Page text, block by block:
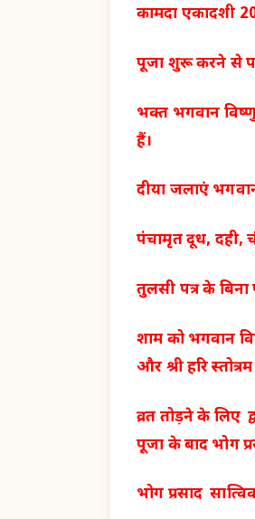
कामदा एकादशी
पूजा शुरू करने से
भक्त भगवान
हैं।
दीया जलाएं
पंचामृत दूध, दही,
तुलसी पत्र के बिना
शाम को भगवान
और श्री हरि
व्रत तोड़ने के लिए
पूजा के बाद भोग
भोग प्रसाद